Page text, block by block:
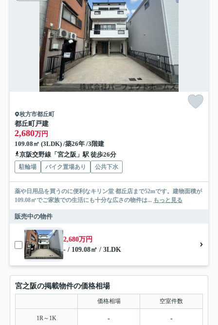
枚方市都丘町
都丘町戸建
2,680万円
109.08㎡ (3LDK) /築26年 /3階建
京阪交野線「宮之阪」駅 徒歩26分
駐輪場 バイク置場あり 公共下水
薬や日用品を買うのに便利なキリン堂 都丘店まで52mです。建物面積が
109.08㎡でご家族での生活にも十分な広さの物件は... もっと見る
販売中の物件
2,680万円
- / 109.08㎡ / 3LDK
宮之阪の掲載物件の価格相場
価格相場 空室件数
1R～1K - -